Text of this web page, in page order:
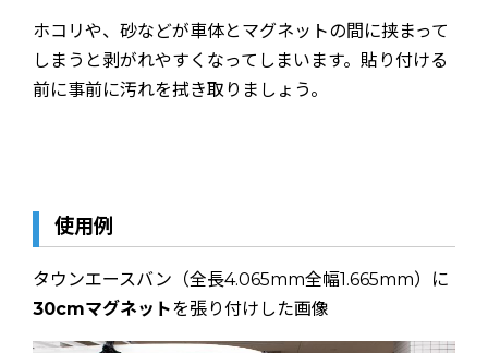
ホコリや、砂などが車体とマグネットの間に挟まって
しまうと剥がれやすくなってしまいます。貼り付ける
前に事前に汚れを拭き取りましょう。
使用例
タウンエースバン（全長4.065mm全幅1.665mm）に
30cmマグネットを張り付けした画像